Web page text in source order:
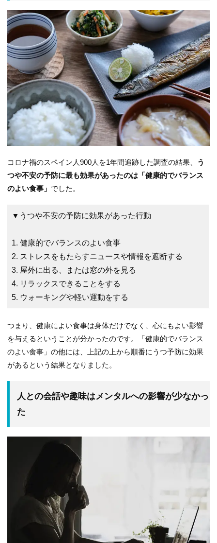
コロナ禍のスペイン人900人を1年間追跡した調査の結果、
う
つや不安の予防に最も効果があったのは「健康的でバランス
のよい食事」 でした。
▼うつや不安の予防に効果があった行動
1. 健康的でバランスのよい食事
2. ストレスをもたらすニュースや情報を遮断する
3. 屋外に出る、または窓の外を見る
4. リラックスできることをする
5. ウォーキングや軽い運動をする
つまり、健康によい食事は身体だけでなく、心にもよい影響
を与えるということが分かったのです。「健康的でバランス
のよい食事」の他には、上記の上から順番にうつ予防に効果
があるという結果となりました。
人との会話や趣味はメンタルへの影響が少なかっ
た